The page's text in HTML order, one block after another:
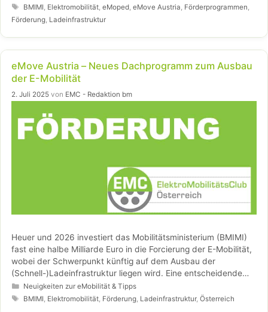
Mittag, 09.10.2025: Die „E-Mobilität für Private“ und die „E-
Mobilität für Betriebe, Gebietskörperschaften und Vereine“, für
Schlagwörter
BMIMI, Elektromobilität,eMoped,eMove Austria, Förderprogrammen,
Förderung, Ladeinfrastruktur
eMove Austria – Neues Dachprogramm zum Ausbau
der E-Mobilität
2. Juli 2025 von EMC - Redaktion bm
Heuer und 2026 investiert das Mobilitätsministerium (BMIMI)
fast eine halbe Milliarde Euro in die Forcierung der E-Mobilität,
wobei der Schwerpunkt künftig auf dem Ausbau der
(Schnell-)Ladeinfrastruktur liegen wird. Eine entscheidende
Rolle spielt dabei das neugestaltete Dachprogramm eMove
Austria, welches heute von Bundesminister Peter Hanke
Kategorien
Neuigkeiten zur eMobilität & Tipps
Schlagwörter
BMIMI Elektromobilität Förderung Ladeinfrastruktur,Österreich